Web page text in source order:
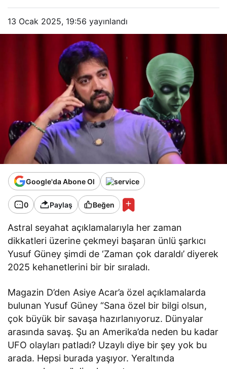
13 Ocak 2025, 19:56 yayınlandı
Google'da Abone Ol
0 Paylaş Beğen
Astral seyahat açıklamalarıyla her zaman
dikkatleri üzerine çekmeyi başaran ünlü şarkıcı
Yusuf Güney şimdi de ‘Zaman çok daraldı’ diyerek
2025 kehanetlerini bir bir sıraladı.
Magazin D’den Asiye Acar’a özel açıklamalarda
bulunan Yusuf Güney “Sana özel bir bilgi olsun,
çok büyük bir savaşa hazırlanıyoruz. Dünyalar
arasında savaş. Şu an Amerika’da neden bu kadar
UFO olayları patladı? Uzaylı diye bir şey yok bu
arada. Hepsi burada yaşıyor. Yeraltında